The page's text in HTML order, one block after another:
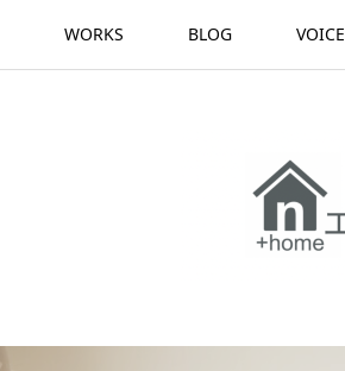
WORKS BLOG VOICE